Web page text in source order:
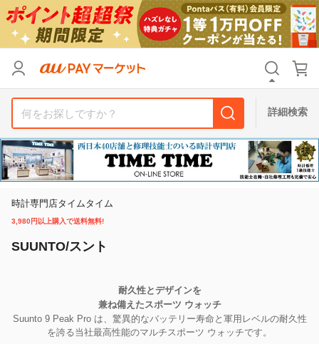
詳細検索
時計専門店タイムタイム
3,980円以上購入で送料無料!
SUUNTO/スント
耐久性とデザインを
兼ね備えたスポーツ ウォッチ
Suunto 9 Peak Pro は、驚異的なバッテリー寿命と軍用レベルの耐久性
を誇る当社最高性能のマルチスポーツ ウォッチです。
支払い方法
その他の条件
送料無料
Pontaパス特典対象すべて